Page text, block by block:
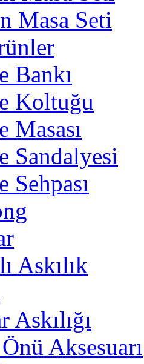
Masa Seti
Bankı
Koltuğu
Masası
Sandalyesi
Sehpası
Askılık
Askılığı
Aksesuarı